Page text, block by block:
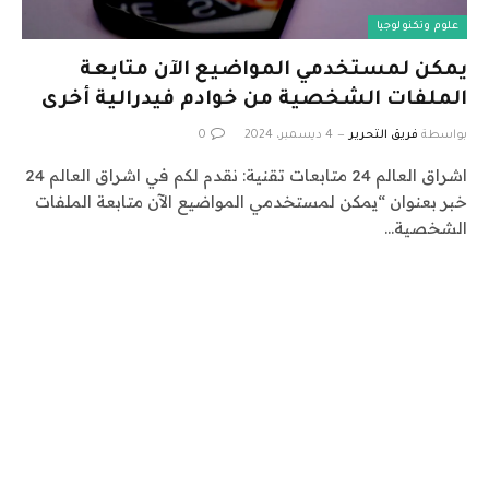
علوم وتكنولوجيا
يمكن لمستخدمي المواضيع الآن متابعة
الملفات الشخصية من خوادم فيدرالية أخرى
بواسطة فريق التحرير 4 ديسمبر، 2024 0
اشراق العالم 24 متابعات تقنية: نقدم لكم في اشراق العالم 24
خبر بعنوان “يمكن لمستخدمي المواضيع الآن متابعة الملفات
الشخصية…